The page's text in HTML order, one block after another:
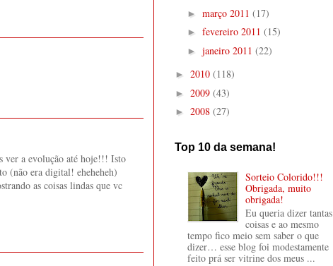
ver a evolução até hoje!!! Isto
(não era digital! eheheheh)
as coisas lindas que vc
► março 2011 (17)
► fevereiro 2011 (15)
► janeiro 2011 (22)
► 2010 (118)
► 2009 (43)
► 2008 (27)
Top 10 da semana!
Sorteio Colorido!!!
Obrigada, muito
obrigada!
Eu queria dizer tantas
coisas e ao mesmo
tempo fico meio sem saber o que
dizer… esse blog foi modestamente
feito prá ser vitrine dos meus ...